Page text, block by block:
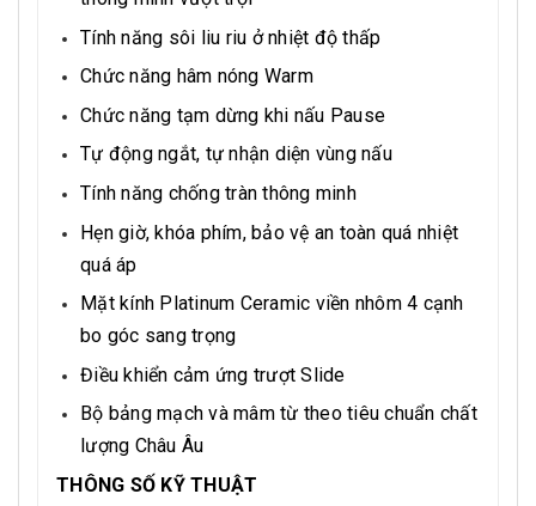
Tính năng sôi liu riu ở nhiệt độ thấp
Chức năng hâm nóng Warm
Chức năng tạm dừng khi nấu Pause
Tự động ngắt, tự nhận diện vùng nấu
Tính năng chống tràn thông minh
Hẹn giờ, khóa phím, bảo vệ an toàn quá nhiệt
quá áp
Mặt kính Platinum Ceramic viền nhôm 4 cạnh
bo góc sang trọng
Điều khiển cảm ứng trượt Slide
Bộ bảng mạch và mâm từ theo tiêu chuẩn chất
lượng Châu Âu
THÔNG SỐ KỸ THUẬT